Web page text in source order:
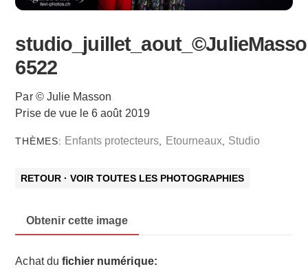
6522
Par © Julie Masson
Prise de vue le 6 août 2019
THÈMES: Enfants protecteurs Etourneaux, Studio
RETOUR · VOIR TOUTES LES PHOTOGRAPHIES
Obtenir cette image
Achat du fichier numérique: